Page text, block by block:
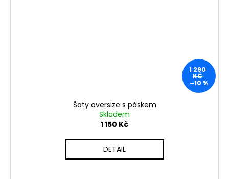
1 290
KČ
–10 %
Šaty oversize s páskem
Skladem
1 150 Kč
DETAIL